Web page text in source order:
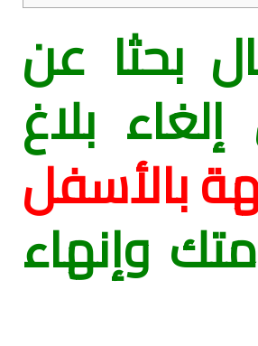
بحثا عن
بلاغ
بالأسفل
وإنهاء